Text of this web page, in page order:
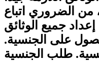
الضروري اتباع
جميع الوثائق
على الجنسية.
طلب الجنسية